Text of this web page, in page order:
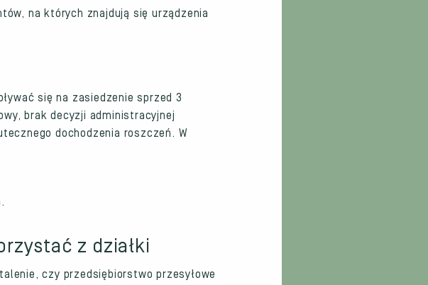
na których znajdują się urządzenia
się na zasiedzenie sprzed 3
brak decyzji administracyjnej
dochodzenia roszczeń. W
z działki
czy przedsiębiorstwo przesyłowe